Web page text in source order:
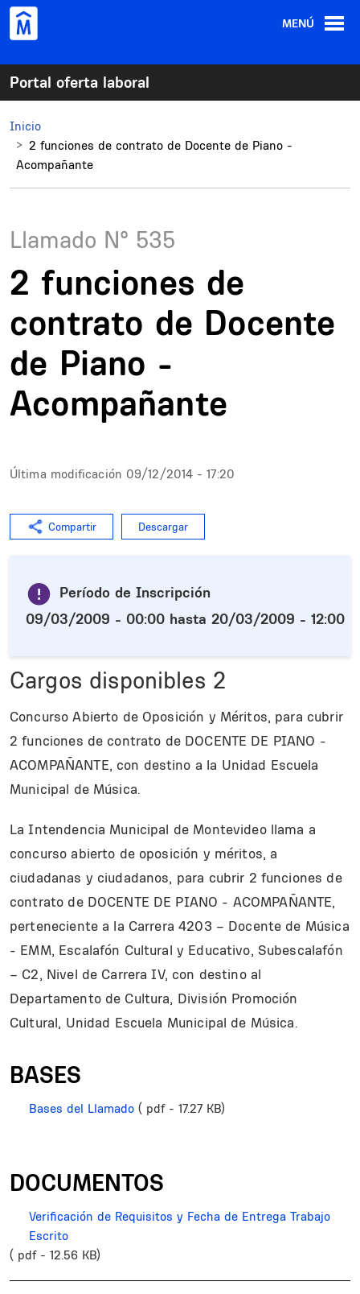
Pasar al contenido principal
MENÚ
Portal oferta laboral
Inicio
2 funciones de contrato de Docente de Piano -
Acompañante
Llamado N° 535
2 funciones de
contrato de Docente
de Piano -
Acompañante
Última modificación 09/12/2014 - 17:20
Compartir Descargar
Período de Inscripción
09/03/2009 - 00:00 hasta 20/03/2009 - 12:00
Cargos disponibles 2
Concurso Abierto de Oposición y Méritos, para cubrir
2 funciones de contrato de DOCENTE DE PIANO -
ACOMPAÑANTE, con destino a la Unidad Escuela
Municipal de Música.
La Intendencia Municipal de Montevideo llama a
concurso abierto de oposición y méritos, a
ciudadanas y ciudadanos, para cubrir 2 funciones de
contrato de DOCENTE DE PIANO - ACOMPAÑANTE,
perteneciente a la Carrera 4203 – Docente de Música
- EMM, Escalafón Cultural y Educativo, Subescalafón
– C2, Nivel de Carrera IV, con destino al
Departamento de Cultura, División Promoción
Cultural, Unidad Escuela Municipal de Música.
BASES
Bases del Llamado ( pdf - 17.27 KB)
DOCUMENTOS
Verificación de Requisitos y Fecha de Entrega Trabajo
Escrito
( pdf - 12.56 KB)